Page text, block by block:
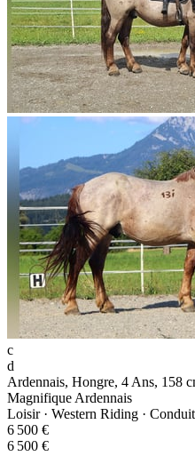
c
d
Ardennais, Hongre, 4 Ans, 158
Magnifique Ardennais
Loisir · Western Riding ·
6 500 €
6 500 €